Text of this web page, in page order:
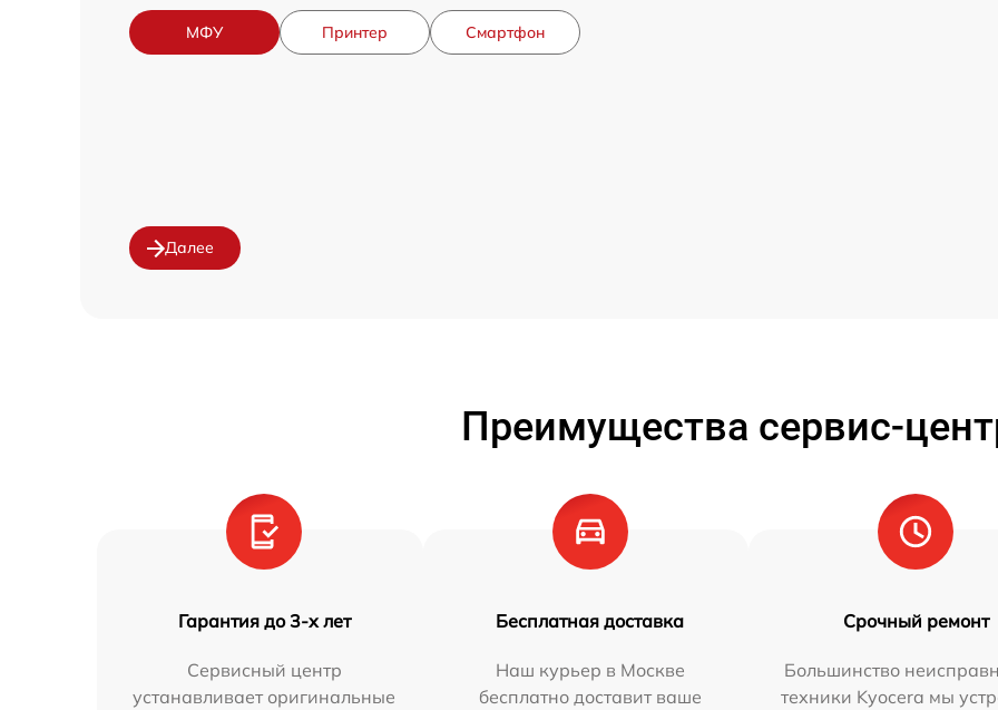
МФУ Принтер Смартфон
Далее
Преимущества сервис-
Гарантия до 3-х лет
Сервисный центр
устанавливает оригинальные
Бесплатная доставка
Наш курьер в Москве
бесплатно доставит ваше
Срочный ремонт
Большинство
техники Kyocera мы